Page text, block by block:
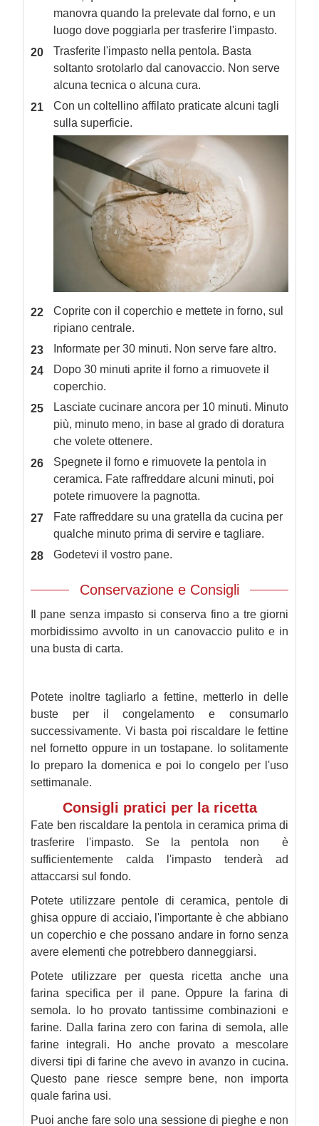
manovra quando la prelevate dal forno, e un
luogo dove poggiarla per trasferire l'impasto.
Trasferite l'impasto nella pentola. Basta
soltanto srotolarlo dal canovaccio. Non serve
alcuna tecnica o alcuna cura.
Con un coltellino affilato praticate alcuni tagli
sulla superficie.
Coprite con il coperchio e mettete in forno, sul
ripiano centrale.
Informate per 30 minuti. Non serve fare altro.
Dopo 30 minuti aprite il forno a rimuovete il
coperchio.
Lasciate cucinare ancora per 10 minuti. Minuto
più, minuto meno, in base al grado di doratura
che volete ottenere.
Spegnete il forno e rimuovete la pentola in
ceramica. Fate raffreddare alcuni minuti, poi
potete rimuovere la pagnotta.
Fate raffreddare su una gratella da cucina per
qualche minuto prima di servire e tagliare.
Godetevi il vostro pane.
Conservazione e Consigli
Il pane senza impasto si conserva fino a tre giorni
morbidissimo avvolto in un canovaccio pulito e in
una busta di carta.
Potete inoltre tagliarlo a fettine, metterlo in delle
buste per il congelamento e consumarlo
successivamente. Vi basta poi riscaldare le fettine
nel fornetto oppure in un tostapane. Io solitamente
lo preparo la domenica e poi lo congelo per l'uso
settimanale.
Consigli pratici per la ricetta
Fate ben riscaldare la pentola in ceramica prima di
trasferire l'impasto. Se la pentola non è
sufficientemente calda l'impasto tenderà ad
attaccarsi sul fondo.
Potete utilizzare pentole di ceramica, pentole di
ghisa oppure di acciaio, l'importante è che abbiano
un coperchio e che possano andare in forno senza
avere elementi che potrebbero danneggiarsi.
Potete utilizzare per questa ricetta anche una
farina specifica per il pane. Oppure la farina di
semola. Io ho provato tantissime combinazioni e
farine. Dalla farina zero con farina di semola, alle
farine integrali. Ho anche provato a mescolare
diversi tipi di farine che avevo in avanzo in cucina.
Questo pane riesce sempre bene, non importa
quale farina usi.
Puoi anche fare solo una sessione di pieghe e non